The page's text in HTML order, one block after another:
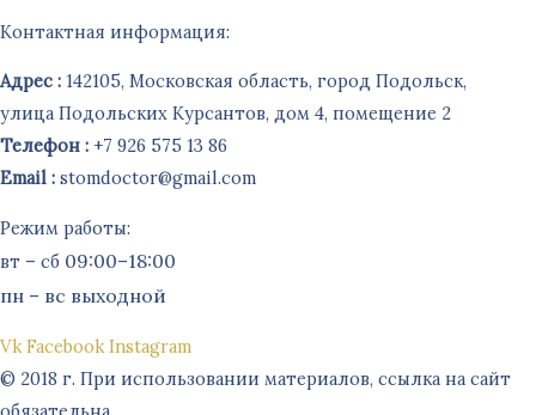
Контактная информация:
Адрес : 142105, Московская область, город Подольск,
улица Подольских Курсантов, дом 4, помещение 2
Телефон : +7 926 575 13 86
Email : stomdoctor@gmail.com
Режим работы:
вт – сб 09:00–18:00
пн – вс выходной
Vk Facebook Instagram
© 2018 г. При использовании материалов, ссылка на сайт